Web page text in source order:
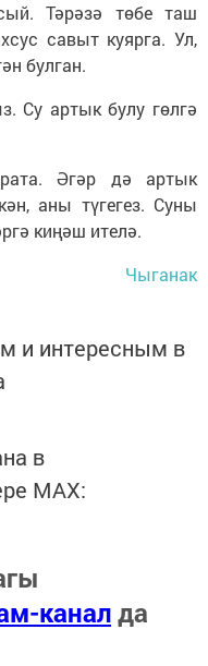
Тәрәзә төбе таш
савыт куярга. Ул,
булган.
Су артык булу гөлгә
Әгәр дә артык
аны түгегез. Суны
киңәш ителә.
Чыганак
и интересным в
в
MАХ:
каналда